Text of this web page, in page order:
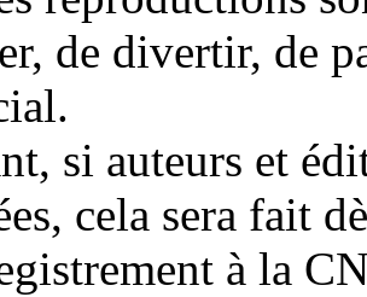
de divertir, de
si auteurs et
cela sera fait
à la